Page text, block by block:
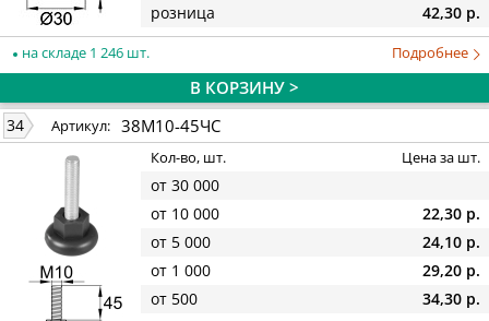
розница
42,30 р.
на складе 1 246 шт. Подробнее
В КОРЗИНУ >
34 Артикул: 38М10-45ЧС
Кол-во, шт. Цена за шт.
от 30 000
от 10 000
22,30 р.
от 5 000
24,10 р.
от 1 000
29,20 р.
от 500
34,30 р.